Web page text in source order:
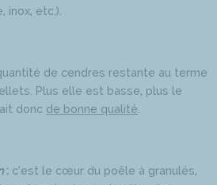
inox, etc.).
de cendres restante au terme
Plus elle est basse, plus le
donc de bonne qualité
: c’est le cœur du poêle à granulés,